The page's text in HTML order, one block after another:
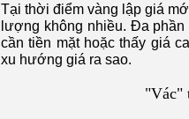
Tại thời điểm vàng lập giá
lượng không nhiều. Đa
cần tiền mặt hoặc thấy giá
xu hướng giá ra sao.
"Vác"